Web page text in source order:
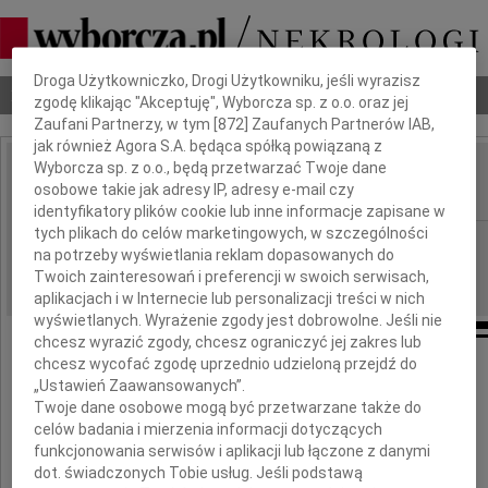
Nekrologi Odeszli Poradnik pogrzebowy
IMIĘ I NAZWISKO: Bernard Napieralski
REGION: Szczecin
DATA EMISJI: 22.09.2017
Z żalem przyjąłem wiadomość o śmierci
Dbamy o Twoją prywatność
Droga Użytkowniczko, Drogi Użytkowniku, jeśli wyrazisz
zgodę klikając "Akceptuję", Wyborcza sp. z o.o. oraz jej
Zaufani Partnerzy, w tym [872 ] Zaufanych Partnerów IAB,
jak również Agora S.A. będąca spółką powiązaną z
Wyborcza sp. z o.o., będą przetwarzać Twoje dane
osobowe takie jak adresy IP, adresy e-mail czy
identyfikatory plików cookie lub inne informacje zapisane w
tych plikach do celów marketingowych, w szczególności
na potrzeby wyświetlania reklam dopasowanych do
Twoich zainteresowań i preferencji w swoich serwisach,
aplikacjach i w Internecie lub personalizacji treści w nich
wyświetlanych. Wyrażenie zgody jest dobrowolne. Jeśli nie
chcesz wyrazić zgody, chcesz ograniczyć jej zakres lub
chcesz wycofać zgodę uprzednio udzieloną przejdź do
„Ustawień Zaawansowanych”.
Twoje dane osobowe mogą być przetwarzane także do
celów badania i mierzenia informacji dotyczących
funkcjonowania serwisów i aplikacji lub łączone z danymi
dot. świadczonych Tobie usług. Jeśli podstawą